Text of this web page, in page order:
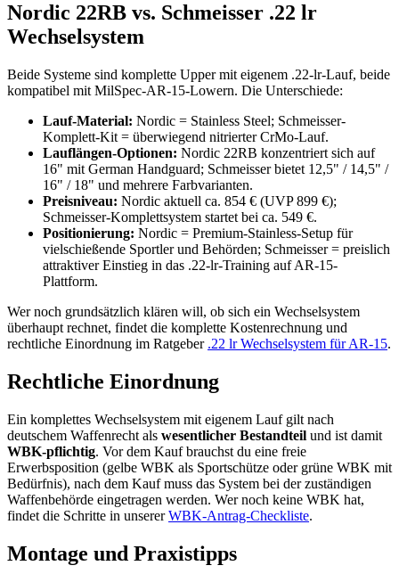
Nordic 22RB vs. Schmeisser .22 lr
Wechselsystem
Beide Systeme sind komplette Upper mit eigenem .22-lr-Lauf, beide
kompatibel mit MilSpec-AR-15-Lowern. Die Unterschiede:
Lauf-Material: Nordic = Stainless Steel; Schmeisser-
Komplett-Kit = überwiegend nitrierter CrMo-Lauf.
Lauflängen-Optionen: Nordic 22RB konzentriert sich auf
16" mit German Handguard; Schmeisser bietet 12,5" / 14,5" /
16" / 18" und mehrere Farbvarianten.
Preisniveau: Nordic aktuell ca. 854 € (UVP 899 €);
Schmeisser-Komplettsystem startet bei ca. 549 €.
Positionierung: Nordic = Premium-Stainless-Setup für
vielschießende Sportler und Behörden; Schmeisser = preislich
attraktiver Einstieg in das .22-lr-Training auf AR-15-
Plattform.
Wer noch grundsätzlich klären will, ob sich ein Wechselsystem
überhaupt rechnet, findet die komplette Kostenrechnung und
rechtliche Einordnung im Ratgeber .22 lr Wechselsystem für AR-15.
Rechtliche Einordnung
Ein komplettes Wechselsystem mit eigenem Lauf gilt nach
deutschem Waffenrecht als wesentlicher Bestandteil und ist damit
WBK-pflichtig. Vor dem Kauf brauchst du eine freie
Erwerbsposition (gelbe WBK als Sportschütze oder grüne WBK mit
Bedürfnis), nach dem Kauf muss das System bei der zuständigen
Waffenbehörde eingetragen werden. Wer noch keine WBK hat,
findet die Schritte in unsererWBK-Antrag-Checkliste.
Montage und Praxistipps